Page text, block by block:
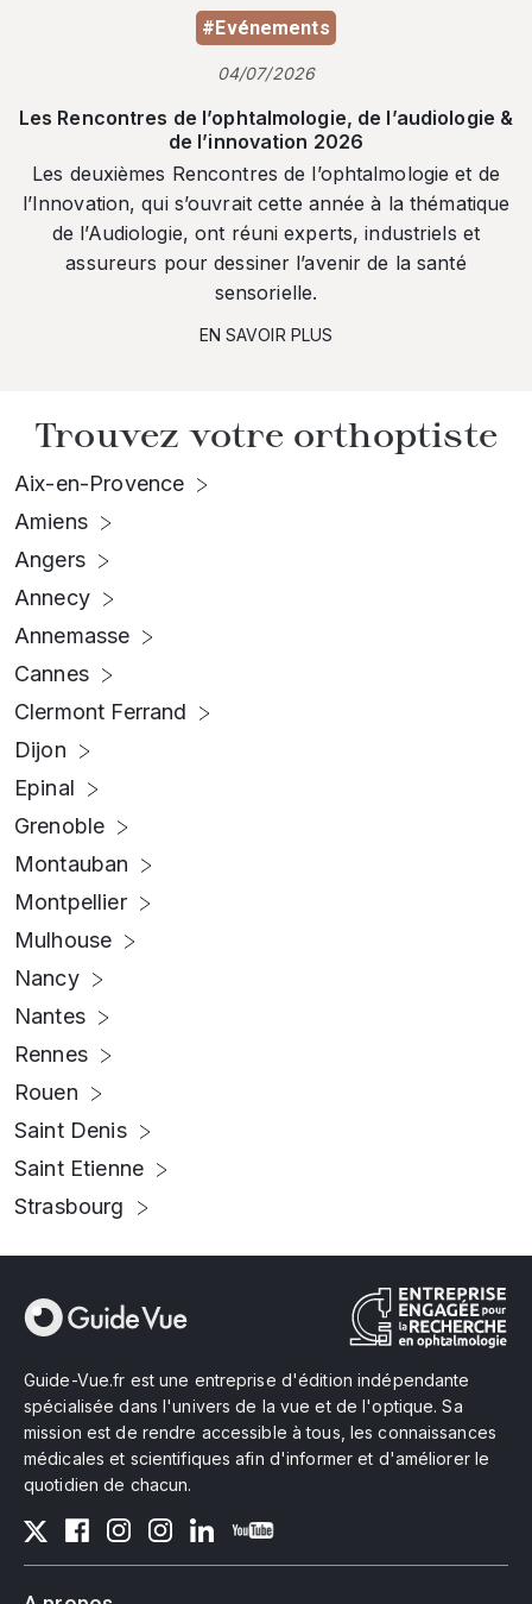
#Evénements
04/07/2026
Les Rencontres de l’ophtalmologie, de l’audiologie &
de l’innovation 2026
Les deuxièmes Rencontres de l’ophtalmologie et de
l’Innovation, qui s’ouvrait cette année à la thématique
de l’Audiologie, ont réuni experts, industriels et
assureurs pour dessiner l’avenir de la santé
sensorielle.
EN SAVOIR PLUS
Trouvez votre orthoptiste
Aix-en-Provence
Amiens
Angers
Annecy
Annemasse
Cannes
Clermont Ferrand
Dijon
Epinal
Grenoble
Montauban
Montpellier
Mulhouse
Nancy
Nantes
Rennes
Rouen
Saint Denis
Saint Etienne
Strasbourg
Guide-Vue.fr est une entreprise d'édition indépendante
spécialisée dans l'univers de la vue et de l'optique. Sa
mission est de rendre accessible à tous, les connaissances
médicales et scientifiques afin d'informer et d'améliorer le
quotidien de chacun.